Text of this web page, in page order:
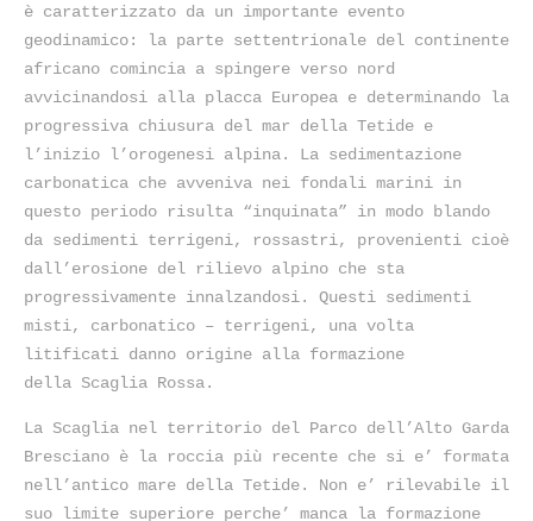
è caratterizzato da un importante evento
geodinamico: la parte settentrionale del continente
africano comincia a spingere verso nord
avvicinandosi alla placca Europea e determinando la
progressiva chiusura del mar della Tetide e
l’inizio l’orogenesi alpina. La sedimentazione
carbonatica che avveniva nei fondali marini in
questo periodo risulta “inquinata” in modo blando
da sedimenti terrigeni, rossastri, provenienti cioè
dall’erosione del rilievo alpino che sta
progressivamente innalzandosi. Questi sedimenti
misti, carbonatico – terrigeni, una volta
litificati danno origine alla formazione
della Scaglia Rossa.
La Scaglia nel territorio del Parco dell’Alto Garda
Bresciano è la roccia più recente che si e’ formata
nell’antico mare della Tetide. Non e’ rilevabile il
suo limite superiore perche’ manca la formazione